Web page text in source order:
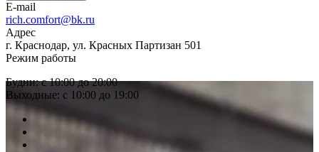
E-mail
rich.comfort@bk.ru
Адрес
г. Краснодар, ул. Красных Партизан 501
Режим работы
Будни: с 10:00 до 20:00
Выходные: с 10:00 до 19:00